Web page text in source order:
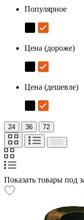
Популярное
Цена (дороже)
Цена (дешевле)
24 36 72
Показать товары под